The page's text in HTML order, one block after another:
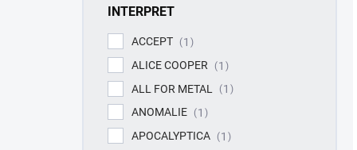
INTERPRET
ACCEPT
1
ALICE COOPER
1
ALL FOR METAL
1
ANOMALIE
1
APOCALYPTICA
1